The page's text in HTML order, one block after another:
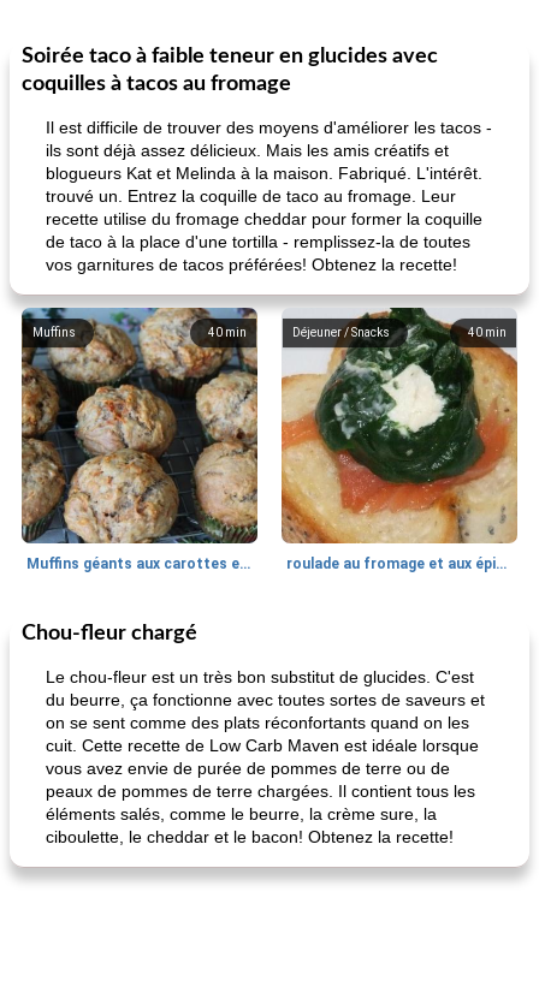
Soirée taco à faible teneur en glucides avec
coquilles à tacos au fromage
Il est difficile de trouver des moyens d'améliorer les tacos -
ils sont déjà assez délicieux. Mais les amis créatifs et
blogueurs Kat et Melinda à la maison. Fabriqué. L'intérêt.
trouvé un. Entrez la coquille de taco au fromage. Leur
recette utilise du fromage cheddar pour former la coquille
de taco à la place d'une tortilla - remplissez-la de toutes
vos garnitures de tacos préférées! Obtenez la recette!
40 min
Muffins
Muffins géants aux carottes et à la banane de Nif
40 min
Déjeuner / Snacks
roulade au fromage et aux épinards
Marques de confiance: recettes et
fiesta tostadas le méga's jopp joes
Chou-fleur chargé
Le chou-fleur est un très bon substitut de glucides. C'est
du beurre, ça fonctionne avec toutes sortes de saveurs et
on se sent comme des plats réconfortants quand on les
cuit. Cette recette de Low Carb Maven est idéale lorsque
vous avez envie de purée de pommes de terre ou de
peaux de pommes de terre chargées. Il contient tous les
éléments salés, comme le beurre, la crème sure, la
ciboulette, le cheddar et le bacon! Obtenez la recette!